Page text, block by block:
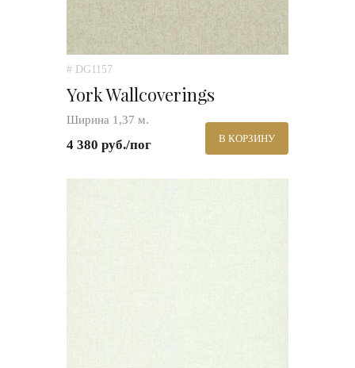
# DG1157
York Wallcoverings
Ширина 1,37 м.
4 380 руб./пог В КОРЗИНУ